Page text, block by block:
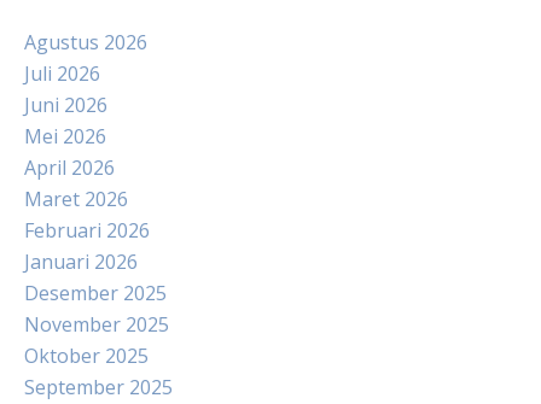
Agustus 2026
Juli 2026
Juni 2026
Mei 2026
April 2026
Maret 2026
Februari 2026
Januari 2026
Desember 2025
November 2025
Oktober 2025
September 2025